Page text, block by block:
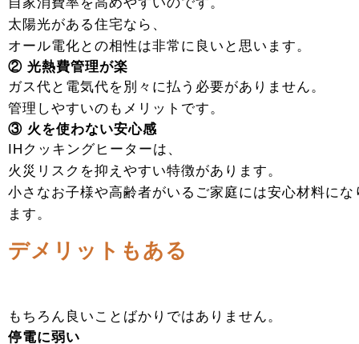
太陽光がある住宅なら、
オール電化との相性は非常に良いと思います。
② 光熱費管理が楽
ガス代と電気代を別々に払う必要がありません。
管理しやすいのもメリットです。
③ 火を使わない安心感
IHクッキングヒーターは、
火災リスクを抑えやすい特徴があります。
小さなお子様や高齢者がいるご家庭には安心材料にな
ます。
デメリットもある
もちろん良いことばかりではありません。
停電に弱い